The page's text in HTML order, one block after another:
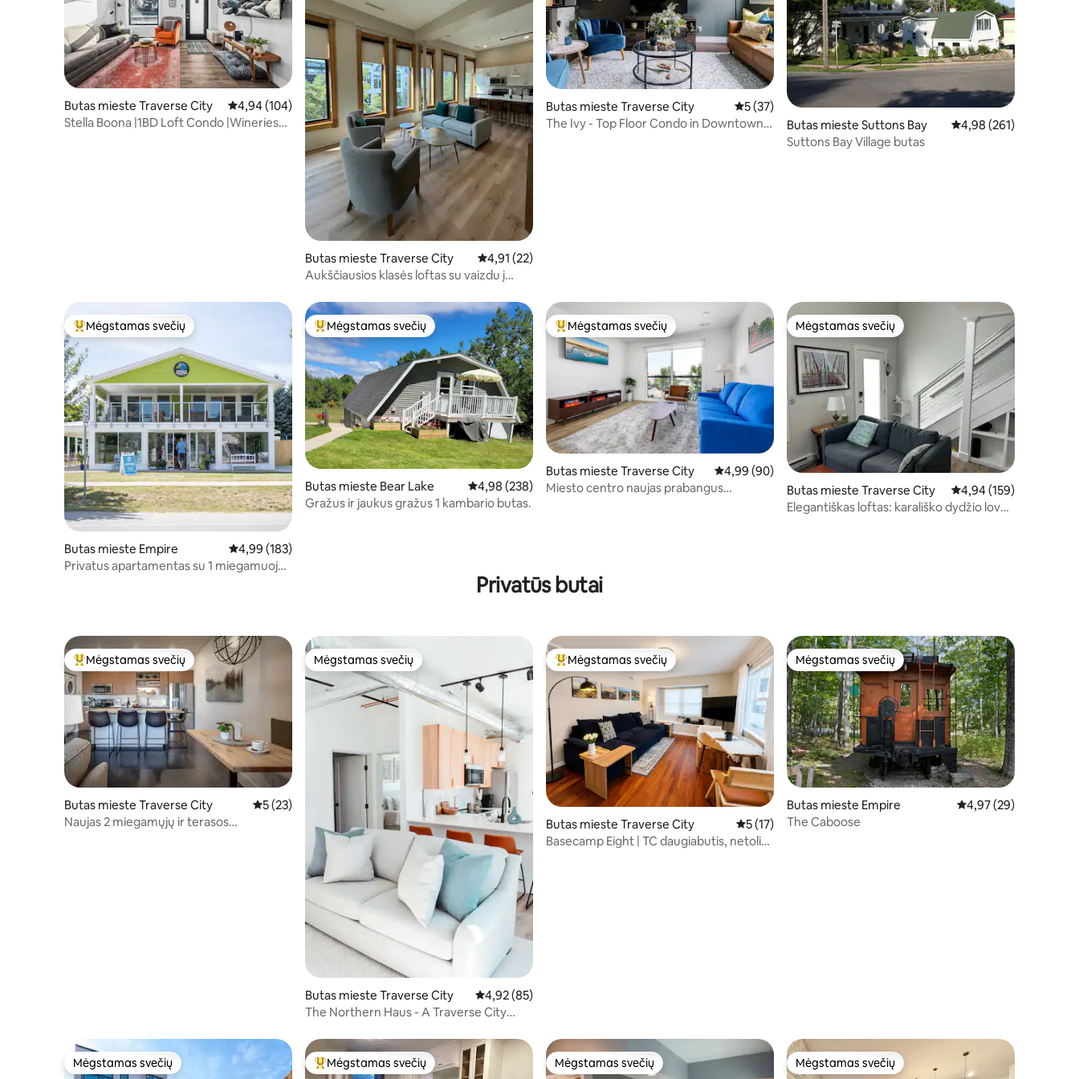
Butas mieste Traverse City Vidutinis įvertinimas: 4,94 iš 5, atsiliepimų: 104
4,94 (104)
Stella Boona |1BD Loft Condo |Wineries
Butas mieste Traverse City Vidutinis įvertinimas: 4,91 iš 5, atsiliepimų: 22
4,91 (22)
Aukščiausios klasės loftas su vaizdu į
Butas mieste Traverse City Vidutinis įvertinimas: 5 iš 5, atsiliepimų: 37
5 (37)
The Ivy - Top Floor Condo in Downtown
Butas mieste Suttons Bay Vidutinis įvertinimas:
4,98 (261)
Suttons Bay Village butas
Svečių mėgstamiausias
Mėgstamas svečių
Butas mieste Empire Vidutinis įvertinimas: 4,99 iš 5, atsiliepimų: 183
4,99 (183)
Privatus apartamentas su 1 miegamuoju
Svečių mėgstamiausias
Mėgstamas svečių
Butas mieste Bear Lake Vidutinis įvertinimas: 4,98 iš 5, atsiliepimų: 238
4,98 (238)
Gražus ir jaukus gražus 1 kambario butas.
Svečių mėgstamiausias
Mėgstamas svečių
Butas mieste Traverse City Vidutinis įvertinimas: 4,99 iš 5, atsiliepimų: 90
4,99 (90)
Miesto centro naujas prabangus
Mėgstamas svečių
Mėgstamas svečių
Butas mieste Traverse City Vidutinis įvertinimas:
4,94 (159)
Elegantiškas loftas: karališko dydžio lova,
Privatūs butai
Svečių mėgstamiausias
Mėgstamas svečių
Butas mieste Traverse City Vidutinis įvertinimas: 5 iš 5, atsiliepimų: 23
5 (23)
Naujas 2 miegamųjų ir terasos
Mėgstamas svečių
Mėgstamas svečių
Butas mieste Traverse City Vidutinis įvertinimas: 4,92 iš 5, atsiliepimų: 85
4,92 (85)
The Northern Haus - A Traverse City
Svečių mėgstamiausias
Mėgstamas svečių
Butas mieste Traverse City Vidutinis įvertinimas: 5 iš 5, atsiliepimų: 17
5 (17)
Basecamp Eight | TC daugiabutis, netoli
Mėgstamas svečių
Mėgstamas svečių
Butas mieste Empire Vidutinis įvertinimas:
4,97 (29)
The Caboose
Mėgstamas svečių
Mėgstamas svečių Svečių mėgstamiausias
Mėgstamas svečių Mėgstamas svečių
Mėgstamas svečių Mėgstamas svečių
Mėgstamas svečių